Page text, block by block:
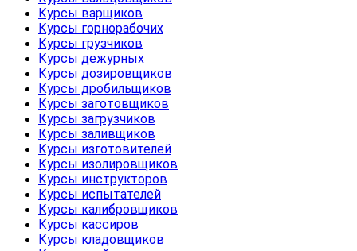
Курсы варщиков
Курсы горнорабочих
Курсы грузчиков
Курсы дежурных
Курсы дозировщиков
Курсы дробильщиков
Курсы заготовщиков
Курсы загрузчиков
Курсы заливщиков
Курсы изготовителей
Курсы изолировщиков
Курсы инструкторов
Курсы испытателей
Курсы калибровщиков
Курсы кассиров
Курсы кладовщиков